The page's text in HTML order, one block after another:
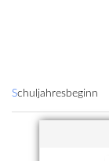
Schuljahresbeginn